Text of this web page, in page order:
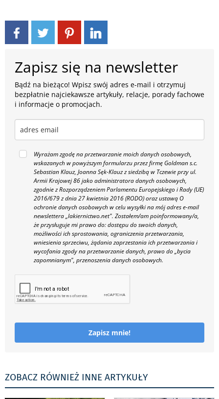
Zapisz się na newsletter
Bądź na bieżąco! Wpisz swój adres e-mail i otrzymuj
bezpłatnie najciekawsze artykuły, relacje, porady fachowe
i informacje o promocjach.
Wyrażam zgodę na przetwarzanie moich danych osobowych,
wskazanych w powyższym formularzu przez firmę Goldman s.c.
Sebastian Klauz, Joanna Sęk-Klauz z siedzibą w Tczewie przy ul.
Armii Krajowej 86 jako administratora danych osobowych,
zgodnie z Rozporządzeniem Parlamentu Europejskiego i Rady (UE)
2016/679 z dnia 27 kwietnia 2016 (RODO) oraz ustawą O
ochronie danych osobowych w celu wysyłki na mój adres e-mail
newslettera „lakiernictwo.net". Zostałem/am poinformowany/a,
że przysługuje mi prawo do: dostępu do swoich danych,
możliwości ich sprostowania, ograniczenia przetwarzania,
wniesienia sprzeciwu, żądania zaprzestania ich przetwarzania i
wycofania zgody na przetwarzanie danych, prawo do „bycia
zapomnianym", przenoszenia danych osobowych.
Zapisz mnie!
ZOBACZ RÓWNIEŻ INNE ARTYKUŁY